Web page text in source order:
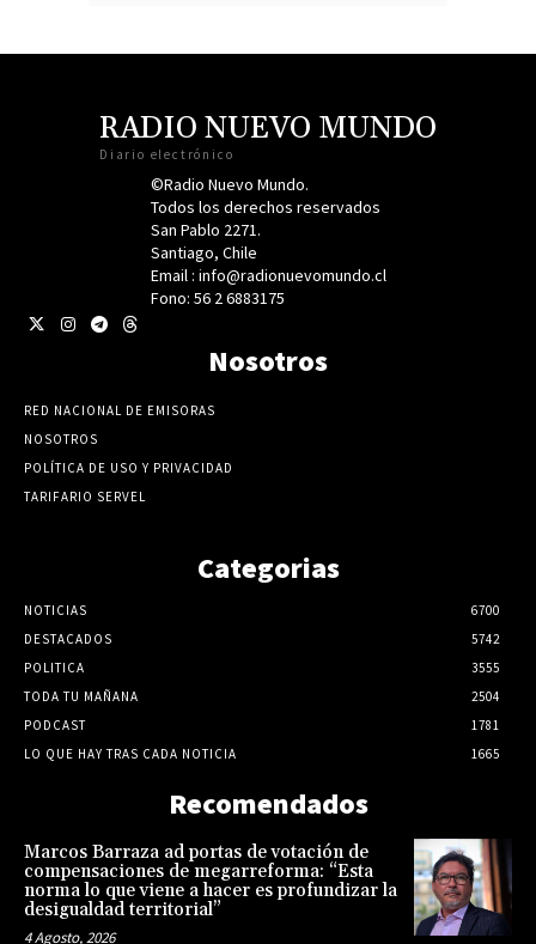
RADIO NUEVO MUNDO
Diario electrónico
©Radio Nuevo Mundo.
Todos los derechos reservados
San Pablo 2271.
Santiago, Chile
Email : info@radionuevomundo.cl
Fono: 56 2 6883175
Nosotros
RED NACIONAL DE EMISORAS
NOSOTROS
POLÍTICA DE USO Y PRIVACIDAD
TARIFARIO SERVEL
Categorias
NOTICIAS
6700
DESTACADOS
5742
POLITICA
3555
TODA TU MAÑANA
2504
PODCAST
1781
LO QUE HAY TRAS CADA NOTICIA
1665
Recomendados
Marcos Barraza ad portas de votación de
compensaciones de megarreforma: “Esta
norma lo que viene a hacer es profundizar la
desigualdad territorial”
4 Agosto, 2026